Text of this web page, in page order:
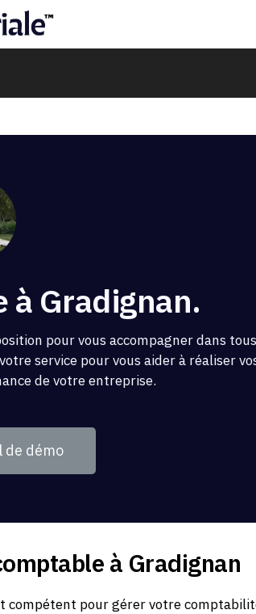
Gradignan.
pour vous accompagner dans
service pour vous aider à réaliser
de votre entreprise.
de démo
à Gradignan
compétent pour gérer votre